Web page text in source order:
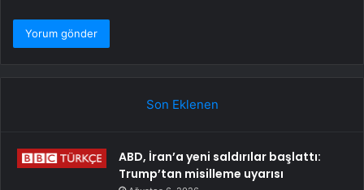
Son Eklenen
ABD, İran’a yeni saldırılar başlattı:
Trump’tan misilleme uyarısı